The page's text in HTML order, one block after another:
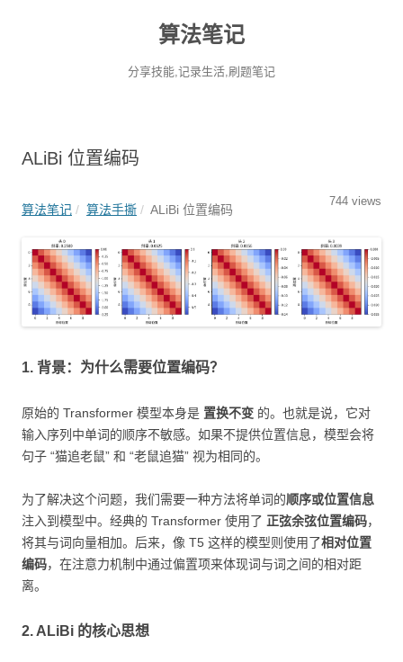
算法笔记
分享技能,记录生活,刷题笔记
ALiBi 位置编码
744 views
算法笔记 算法手撕 ALiBi 位置编码
1. 背景：为什么需要位置编码？
原始的 Transformer 模型本身是 置换不变 的。也就是说，它对
输入序列中单词的顺序不敏感。如果不提供位置信息，模型会将
句子 “猫追老鼠” 和 “老鼠追猫” 视为相同的。
为了解决这个问题，我们需要一种方法将单词的顺序或位置信息
注入到模型中。经典的 Transformer 使用了 正弦余弦位置编码，
将其与词向量相加。后来，像 T5 这样的模型则使用了相对位置
编码，在注意力机制中通过偏置项来体现词与词之间的相对距
离。
2. ALiBi 的核心思想